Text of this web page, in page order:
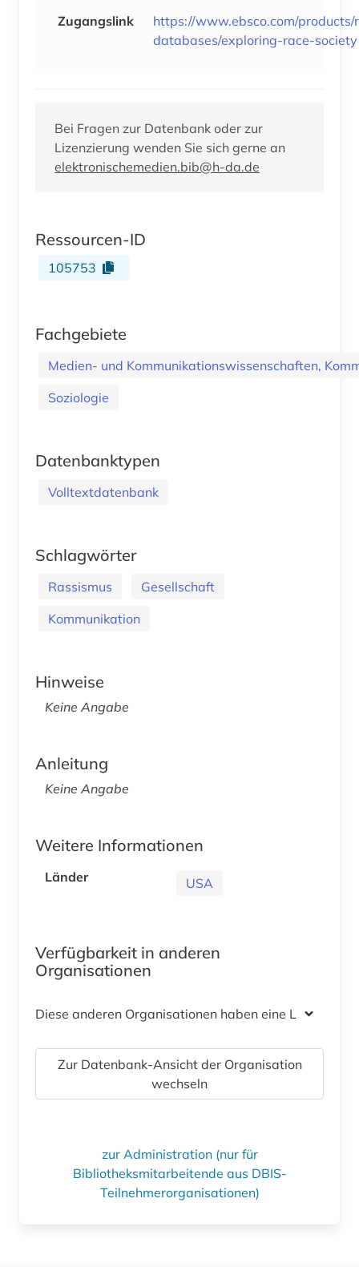
Zugangslink
https://www.ebsco.com/products/
databases/exploring-race-society
Bei Fragen zur Datenbank oder zur
Lizenzierung wenden Sie sich gerne an
elektronischemedien.bib@h-da.de
Ressourcen-ID
105753
Fachgebiete
Medien- und Kommunikationswissenschaften,
Soziologie
Datenbanktypen
Volltextdatenbank
Schlagwörter
Rassismus
Gesellschaft
Kommunikation
Hinweise
Keine Angabe
Anleitung
Keine Angabe
Weitere Informationen
Länder USA
Verfügbarkeit in anderen
Organisationen
Diese anderen Organisationen haben eine Lizenz
Zur Datenbank-Ansicht der Organisation
wechseln
zur Administration (nur für
Bibliotheksmitarbeitende aus DBIS-
Teilnehmerorganisationen)